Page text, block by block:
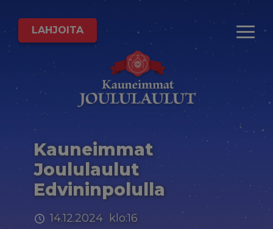
LAHJOITA
Kauneimmat
Joululaulut
Edvininpolulla
14.12.2024 klo:16